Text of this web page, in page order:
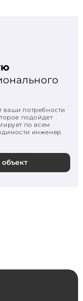
ваши потребности
подойдет
по всем
инженер